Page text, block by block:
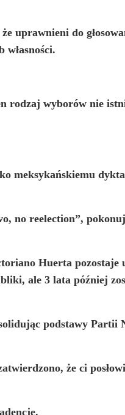
żeuprawnieni do
własności.
rodzaj wyborów nie
meksykańskiemu
no reelection”,
Huerta pozostaje
ale 3 lata później
podstawy Partii
że ci